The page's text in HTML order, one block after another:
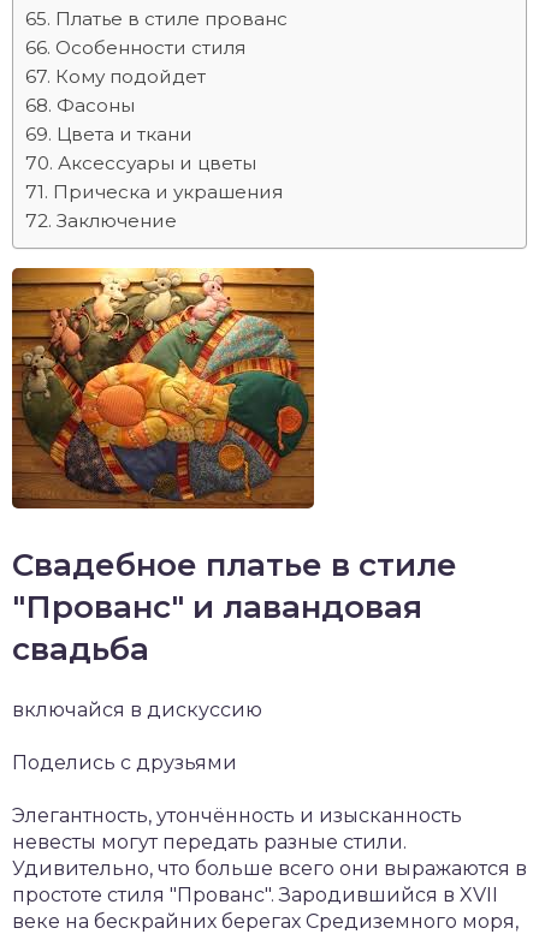
Платье в стиле прованс
Особенности стиля
Кому подойдет
Фасоны
Цвета и ткани
Аксессуары и цветы
Прическа и украшения
Заключение
Свадебное платье в стиле
"Прованс" и лавандовая
свадьба
включайся в дискуссию
Поделись с друзьями
Элегантность, утончённость и изысканность
невесты могут передать разные стили.
Удивительно, что больше всего они выражаются в
простоте стиля "Прованс". Зародившийся в XVII
веке на бескрайних берегах Средиземного моря,